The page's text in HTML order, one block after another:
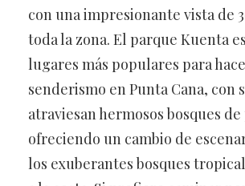
con una impresionante vista de
toda la zona. El parque Kuenta
lugares más populares para
senderismo en Punta Cana, con
atraviesan hermosos bosques
ofreciendo un cambio de
los exuberantes bosques